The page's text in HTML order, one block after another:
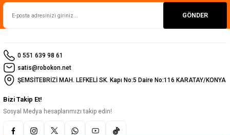
GÖNDER
0 551 639 98 61
satis@robokon.net
ŞEMSİTEBRİZİ MAH. LEFKELİ SK. Kapı No:5 Daire No:116 KARATAY/KONYA
Bizi Takip Et!
Sosyal Medya hesaplarımızı takip edin!